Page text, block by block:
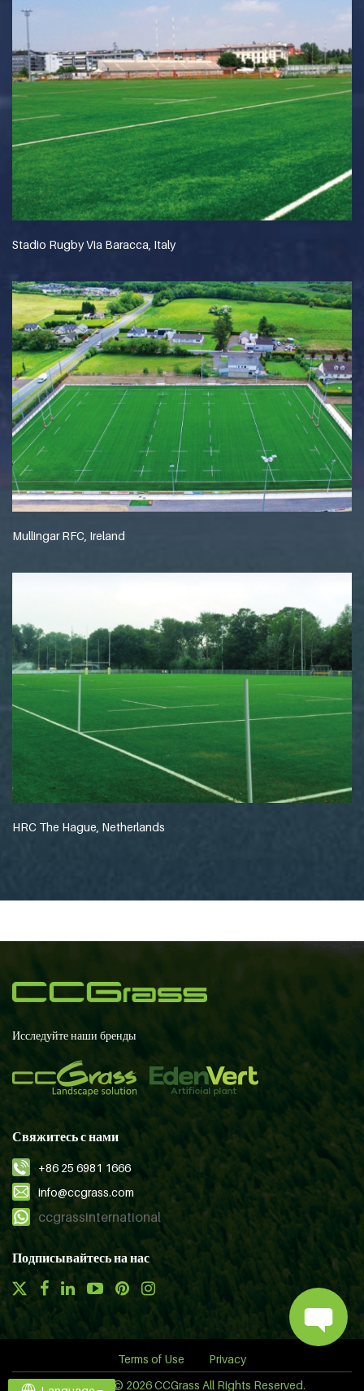
Stadio Rugby Via Baracca, Italy
Mullingar RFC, Ireland
HRC The Hague, Netherlands
Исследуйте наши бренды
Свяжитесь с нами
+86 25 6981 1666
info@ccgrass.com
ccgrassinternational
Подписывайтесь на нас
Terms of Use
Privacy
Copyright © 2026 CCGrass All Rights Reserved.